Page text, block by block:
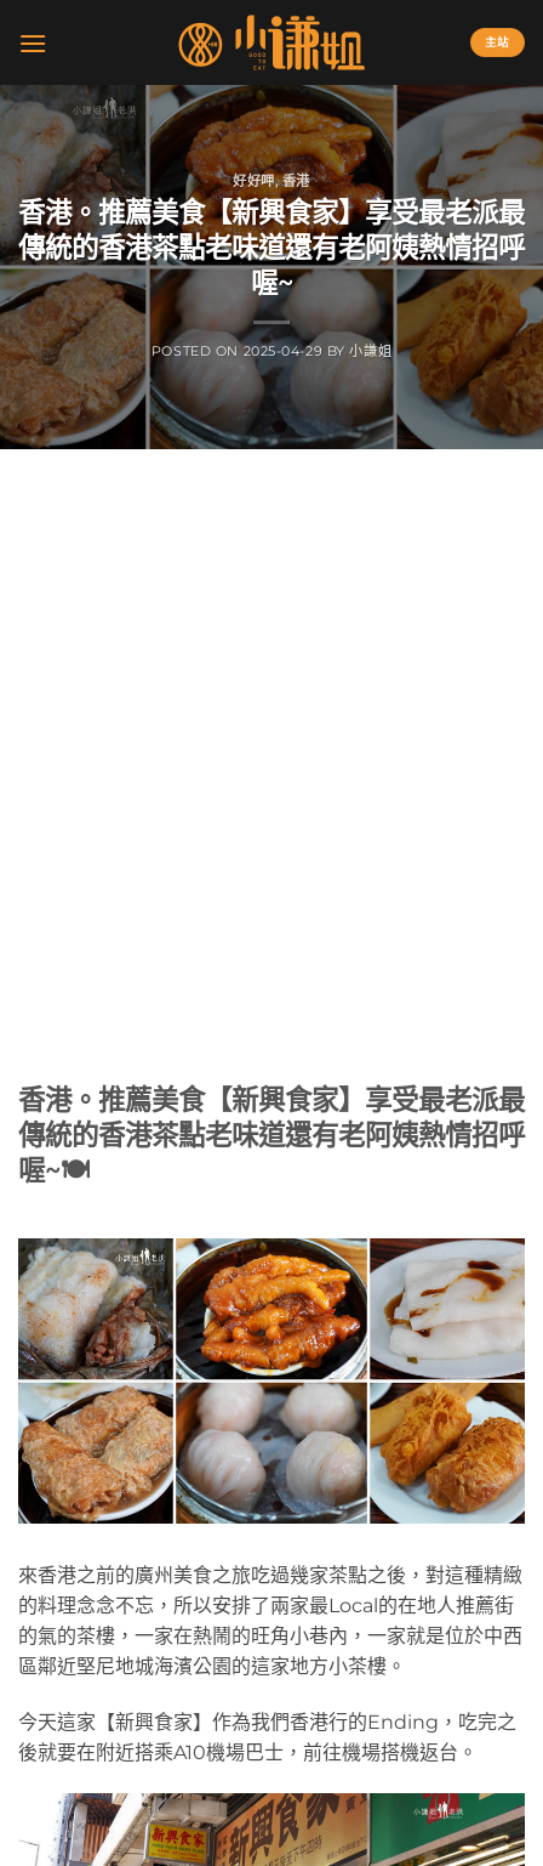
主站
好好呷,香港
香港。推薦美食【新興食家】享受最老派最
傳統的香港茶點老味道還有老阿姨熱情招呼
喔~
POSTED ON2025-04-29 BY小謙姐
香港。推薦美食【新興食家】享受最老派最
傳統的香港茶點老味道還有老阿姨熱情招呼
喔~🍽️
來香港之前的廣州美食之旅吃過幾家茶點之後，對這種精緻
的料理念念不忘，所以安排了兩家最Local的在地人推薦街
的氣的茶樓，一家在熱鬧的旺角小巷內，一家就是位於中西
區鄰近堅尼地城海濱公園的這家地方小茶樓。
今天這家【新興食家】作為我們香港行的Ending，吃完之
後就要在附近搭乘A10機場巴士，前往機場搭機返台。